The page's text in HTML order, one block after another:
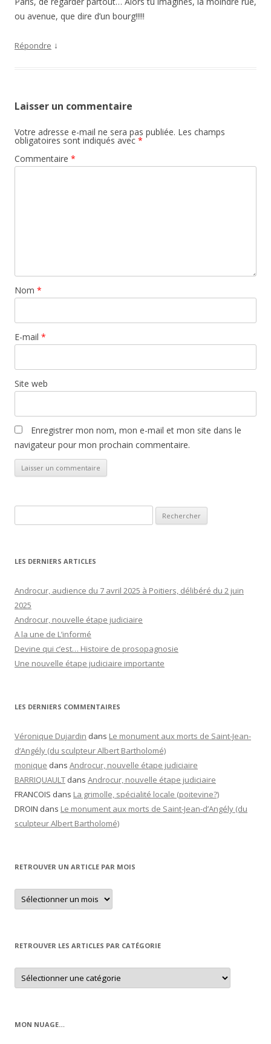
ou avenue, que dire d’un bourg!!!!!
Répondre ↓
Laisser un commentaire
Votre adresse e-mail ne sera pas publiée. Les champs
obligatoires sont indiqués avec *
Commentaire *
Nom *
E-mail *
Site web
Enregistrer mon nom, mon e-mail et mon site dans le
navigateur pour mon prochain commentaire.
LES DERNIERS ARTICLES
Androcur, audience du 7 avril 2025 à Poitiers, délibéré du 2 juin
2025
Androcur, nouvelle étape judiciaire
A la une de L’informé
Devine qui c’est… Histoire de prosopagnosie
Une nouvelle étape judiciaire importante
LES DERNIERS COMMENTAIRES
Véronique Dujardin dans Le monument aux morts de Saint-Jean-
d’Angély (du sculpteur Albert Bartholomé)
monique dans Androcur, nouvelle étape judiciaire
BARRIQUAULT dans Androcur, nouvelle étape judiciaire
FRANCOIS dans La grimolle, spécialité locale (poitevine?)
DROIN dans Le monument aux morts de Saint-Jean-d’Angély (du
sculpteur Albert Bartholomé)
RETROUVER UN ARTICLE PAR MOIS
Retrouver
un
article
RETROUVER LES ARTICLES PAR CATÉGORIE
Retrouver
les
articles
MON NUAGE…